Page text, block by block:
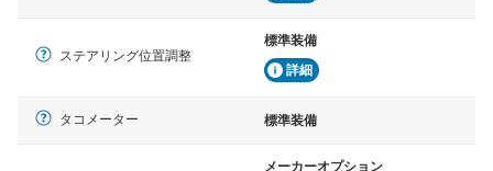
ステアリング位置調整
標準装備
詳細
タコメーター 標準装備
メーカーオプション